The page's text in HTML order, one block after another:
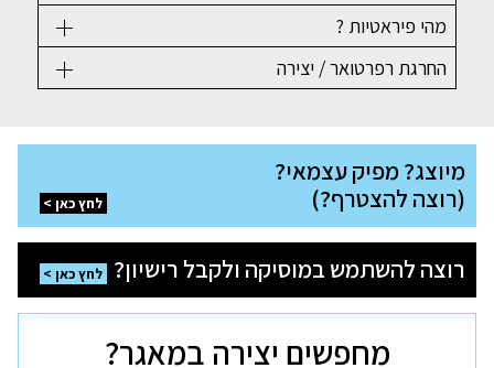
מהי פיראטיות ?
החרגת רפרטואר / יצירה
מיוצג? מפיק עצמאי?
(רוצה להצטרף?)
מיוצג?
מפיק
עצמאי?
(רוצה
להצטרף?)
לחץ
לחץ כאן
רוצה להשתמש במוסיקה ולקבל רישיון?
רוצה
להשתמש
במוסיקה
ולקבל
רישיון?
לחץ כאן
מחפשים יצירה במאגר?